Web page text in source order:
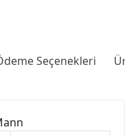
Seçenekleri